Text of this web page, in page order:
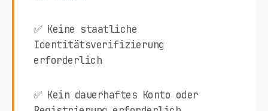
✅ Keine staatliche
Identitätsverifizierung
erforderlich
✅ Kein dauerhaftes Konto oder